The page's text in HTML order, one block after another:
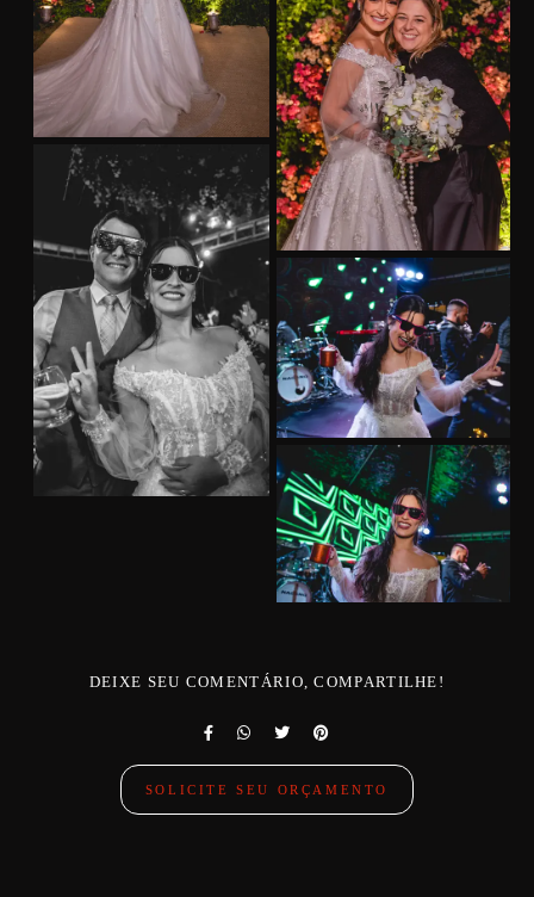
DEIXE SEU COMENTÁRIO, COMPARTILHE!
SOLICITE SEU ORÇAMENTO